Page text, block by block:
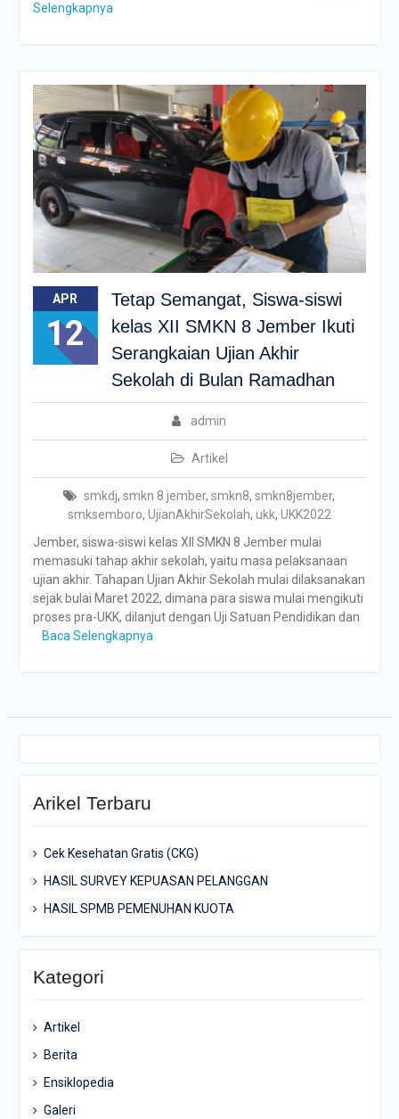
Selengkapnya
APR
12
Tetap Semangat, Siswa-siswi
kelas XII SMKN 8 Jember Ikuti
Serangkaian Ujian Akhir
Sekolah di Bulan Ramadhan
admin
Artikel
smkdj,smkn 8 jember,smkn8,smkn8jember,
smksemboro, UjianAkhirSekolah, ukk, UKK2022
Jember, siswa-siswi kelas XII SMKN 8 Jember mulai
memasuki tahap akhir sekolah, yaitu masa pelaksanaan
ujian akhir. Tahapan Ujian Akhir Sekolah mulai dilaksanakan
sejak bulai Maret 2022, dimana para siswa mulai mengikuti
proses pra-UKK, dilanjut dengan Uji Satuan Pendidikan dan
Baca Selengkapnya
Arikel Terbaru
Cek Kesehatan Gratis (CKG)
HASIL SURVEY KEPUASAN PELANGGAN
HASIL SPMB PEMENUHAN KUOTA
Kategori
Artikel
Berita
Ensiklopedia
Galeri